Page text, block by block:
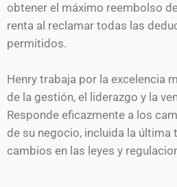
obtener el máximo reembolso
renta al reclamar todas las
permitidos.
Henry trabaja por la excelencia
de la gestión, el liderazgo y la
Responde eficazmente a los
de su negocio, incluida la última
cambios en las leyes y